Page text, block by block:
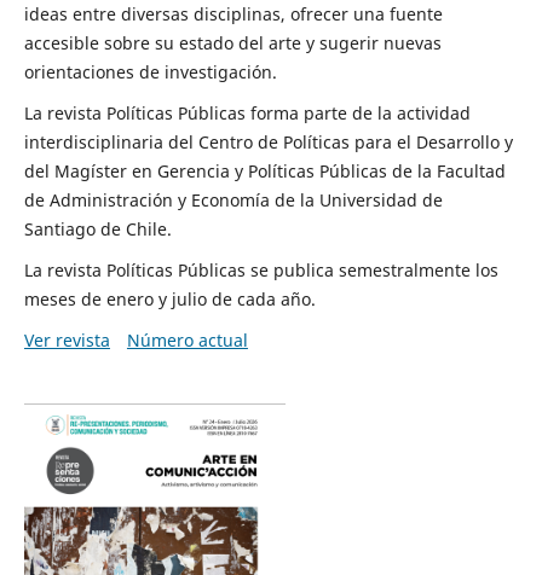
ideas entre diversas disciplinas, ofrecer una fuente
accesible sobre su estado del arte y sugerir nuevas
orientaciones de investigación.
La revista Políticas Públicas forma parte de la actividad
interdisciplinaria del Centro de Políticas para el Desarrollo y
del Magíster en Gerencia y Políticas Públicas de la Facultad
de Administración y Economía de la Universidad de
Santiago de Chile.
La revista Políticas Públicas se publica semestralmente los
meses de enero y julio de cada año.
Ver revista
Número actual